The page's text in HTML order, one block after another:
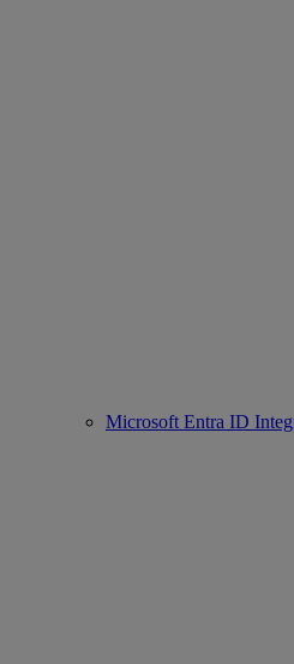
Microsoft Entra ID